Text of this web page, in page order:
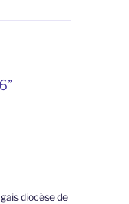
diocèse de